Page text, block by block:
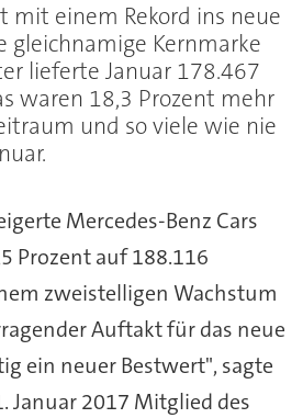
mit einem Rekord ins neue
gleichnamige Kernmarke
lieferte Januar 178.467
waren 18,3 Prozent mehr
und so viele wie nie
Mercedes-Benz Cars
Prozent auf 188.116
zweistelligen Wachstum
Auftakt für das neue
ein neuer Bestwert", sagte
Januar 2017 Mitglied des